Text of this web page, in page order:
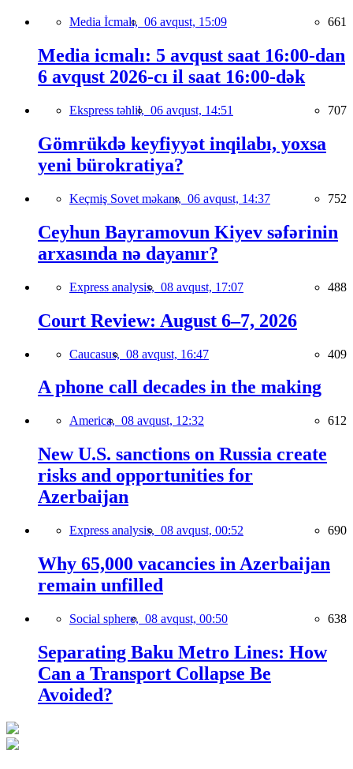
Media İcmalı, 06 avqust, 15:09 661
Media icmalı: 5 avqust saat 16:00-dan
6 avqust 2026-cı il saat 16:00-dək
Ekspress təhlil, 06 avqust, 14:51 707
Gömrükdə keyfiyyət inqilabı, yoxsa
yeni bürokratiya?
Keçmiş Sovet məkanı, 06 avqust, 14:37 752
Ceyhun Bayramovun Kiyev səfərinin
arxasında nə dayanır?
Express analysis, 08 avqust, 17:07 488
Court Review: August 6–7, 2026
Caucasus, 08 avqust, 16:47 409
A phone call decades in the making
America, 08 avqust, 12:32 612
New U.S. sanctions on Russia create
risks and opportunities for
Azerbaijan
Express analysis, 08 avqust, 00:52 690
Why 65,000 vacancies in Azerbaijan
remain unfilled
Social sphere, 08 avqust, 00:50 638
Separating Baku Metro Lines: How
Can a Transport Collapse Be
Avoided?